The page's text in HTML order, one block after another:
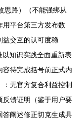
思路）（不能强绑从
用平台第三方发布数
益交互的认可度稳
以知识实践全面重新表
待完成括号前正式内
无官方复合利益控制
反馈证明（鉴于用户要
答阐述修正切克生成具